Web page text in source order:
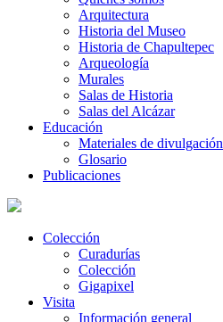
Arquitectura
Historia del Museo
Historia de Chapultepec
Arqueología
Murales
Salas de Historia
Salas del Alcázar
Educación
Materiales de divulgación
Glosario
Publicaciones
Colección
Curadurías
Colección
Gigapixel
Visita
Información general